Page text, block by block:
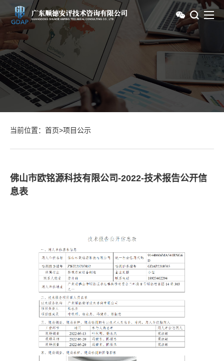
当前位置： 首页>项目公示
佛山市欧铭源科技有限公司-2022-技术报告公开信
息表